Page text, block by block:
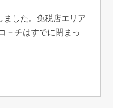
ました。免税店エリア
－チはすでに閉まっ